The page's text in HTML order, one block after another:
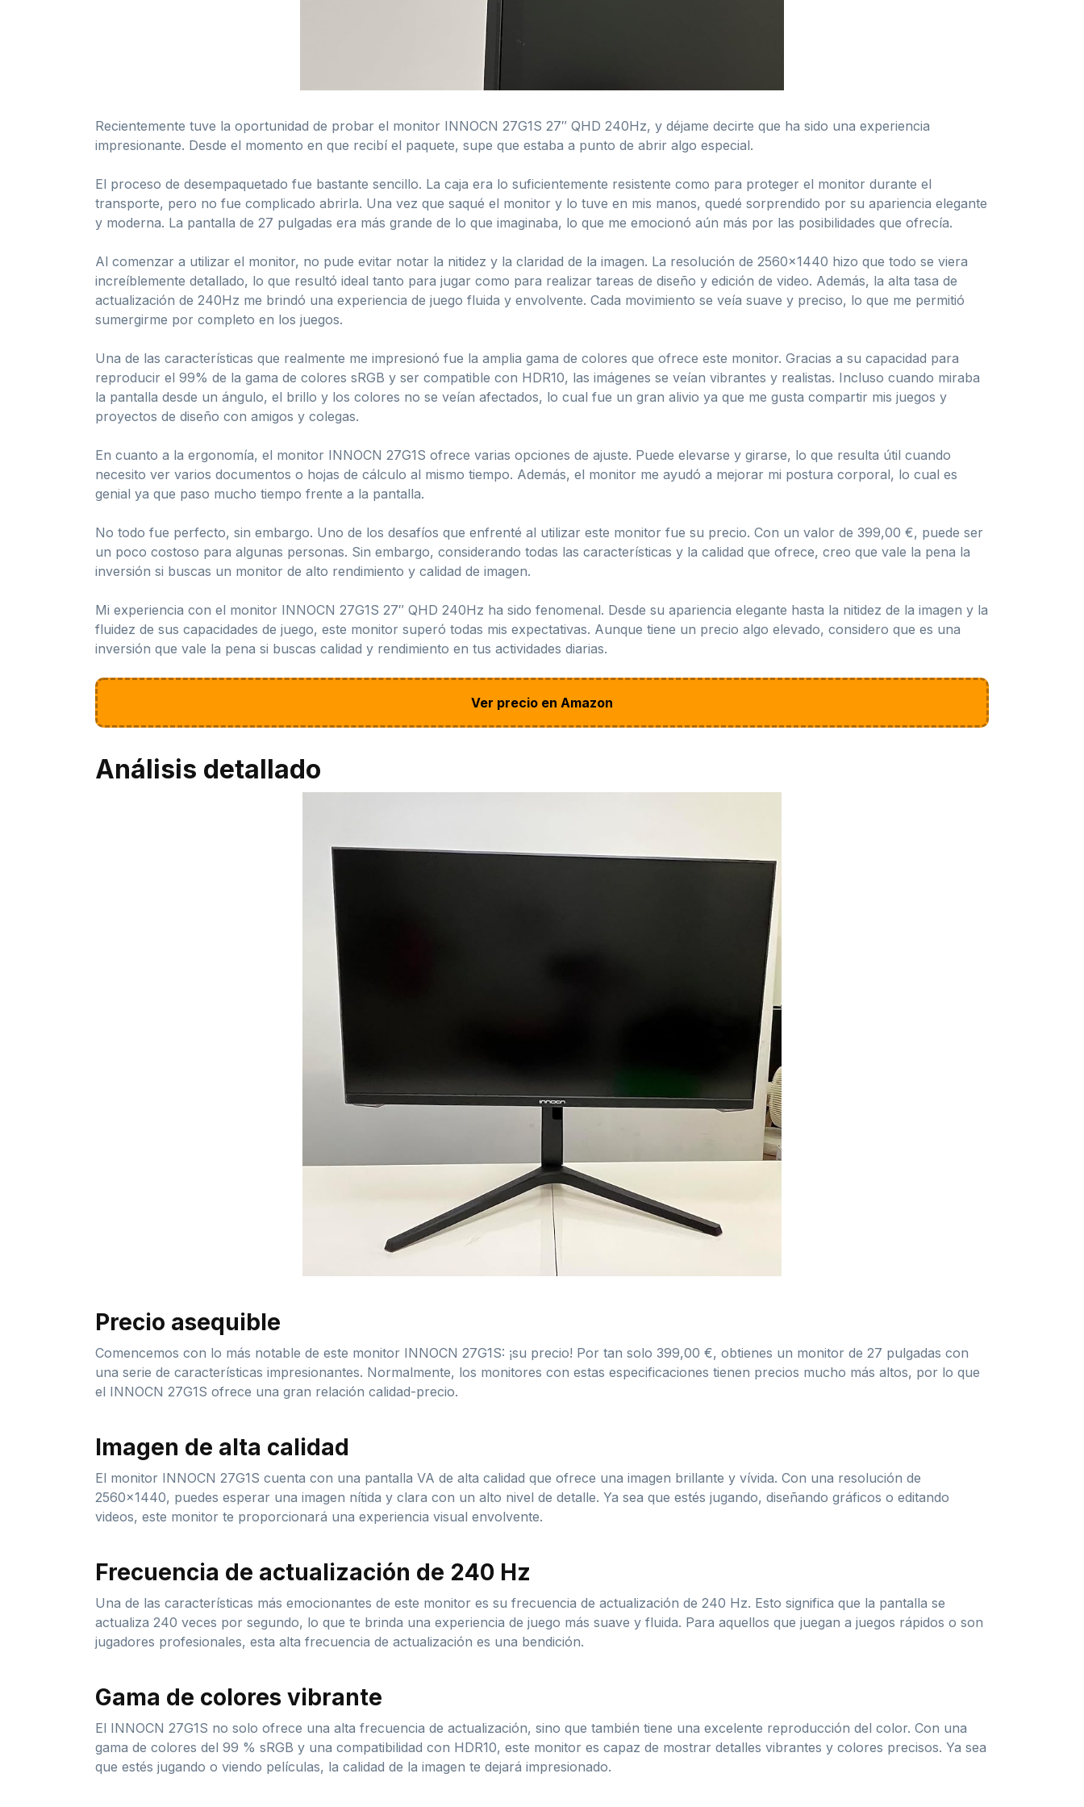
Recientemente tuve la oportunidad de probar el monitor INNOCN 27G1S 27″ QHD 240Hz, y déjame decirte que ha sido una experiencia
impresionante. Desde el momento en que recibí el paquete, supe que estaba a punto de abrir algo especial.
El proceso de desempaquetado fue bastante sencillo. La caja era lo suficientemente resistente como para proteger el monitor durante el
transporte, pero no fue complicado abrirla. Una vez que saqué el monitor y lo tuve en mis manos, quedé sorprendido por su apariencia elegante
y moderna. La pantalla de 27 pulgadas era más grande de lo que imaginaba, lo que me emocionó aún más por las posibilidades que ofrecía.
Al comenzar a utilizar el monitor, no pude evitar notar la nitidez y la claridad de la imagen. La resolución de 2560×1440 hizo que todo se viera
increíblemente detallado, lo que resultó ideal tanto para jugar como para realizar tareas de diseño y edición de video. Además, la alta tasa de
actualización de 240Hz me brindó una experiencia de juego fluida y envolvente. Cada movimiento se veía suave y preciso, lo que me permitió
sumergirme por completo en los juegos.
Una de las características que realmente me impresionó fue la amplia gama de colores que ofrece este monitor. Gracias a su capacidad para
reproducir el 99% de la gama de colores sRGB y ser compatible con HDR10, las imágenes se veían vibrantes y realistas. Incluso cuando miraba
la pantalla desde un ángulo, el brillo y los colores no se veían afectados, lo cual fue un gran alivio ya que me gusta compartir mis juegos y
proyectos de diseño con amigos y colegas.
En cuanto a la ergonomía, el monitor INNOCN 27G1S ofrece varias opciones de ajuste. Puede elevarse y girarse, lo que resulta útil cuando
necesito ver varios documentos o hojas de cálculo al mismo tiempo. Además, el monitor me ayudó a mejorar mi postura corporal, lo cual es
genial ya que paso mucho tiempo frente a la pantalla.
No todo fue perfecto, sin embargo. Uno de los desafíos que enfrenté al utilizar este monitor fue su precio. Con un valor de 399,00 €, puede ser
un poco costoso para algunas personas. Sin embargo, considerando todas las características y la calidad que ofrece, creo que vale la pena la
inversión si buscas un monitor de alto rendimiento y calidad de imagen.
Mi experiencia con el monitor INNOCN 27G1S 27″ QHD 240Hz ha sido fenomenal. Desde su apariencia elegante hasta la nitidez de la imagen y la
fluidez de sus capacidades de juego, este monitor superó todas mis expectativas. Aunque tiene un precio algo elevado, considero que es una
inversión que vale la pena si buscas calidad y rendimiento en tus actividades diarias.
Ver precio en Amazon
Análisis detallado
Precio asequible
Comencemos con lo más notable de este monitor INNOCN 27G1S: ¡su precio! Por tan solo 399,00 €, obtienes un monitor de 27 pulgadas con
una serie de características impresionantes. Normalmente, los monitores con estas especificaciones tienen precios mucho más altos, por lo que
el INNOCN 27G1S ofrece una gran relación calidad-precio.
Imagen de alta calidad
El monitor INNOCN 27G1S cuenta con una pantalla VA de alta calidad que ofrece una imagen brillante y vívida. Con una resolución de
2560×1440, puedes esperar una imagen nítida y clara con un alto nivel de detalle. Ya sea que estés jugando, diseñando gráficos o editando
videos, este monitor te proporcionará una experiencia visual envolvente.
Frecuencia de actualización de 240 Hz
Una de las características más emocionantes de este monitor es su frecuencia de actualización de 240 Hz. Esto significa que la pantalla se
actualiza 240 veces por segundo, lo que te brinda una experiencia de juego más suave y fluida. Para aquellos que juegan a juegos rápidos o son
jugadores profesionales, esta alta frecuencia de actualización es una bendición.
Gama de colores vibrante
El INNOCN 27G1S no solo ofrece una alta frecuencia de actualización, sino que también tiene una excelente reproducción del color. Con una
gama de colores del 99 % sRGB y una compatibilidad con HDR10, este monitor es capaz de mostrar detalles vibrantes y colores precisos. Ya sea
que estés jugando o viendo películas, la calidad de la imagen te dejará impresionado.